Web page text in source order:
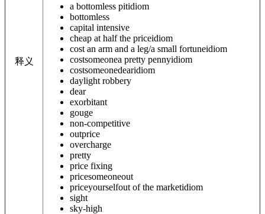
释义
a bottomless pitidiom
bottomless
capital intensive
cheap at half the priceidiom
cost an arm and a leg/a small fortuneidiom
costsomeonea pretty pennyidiom
costsomeonedearidiom
daylight robbery
dear
exorbitant
gouge
non-competitive
outprice
overcharge
pretty
price fixing
pricesomeoneout
priceyourselfout of the marketidiom
sight
sky-high